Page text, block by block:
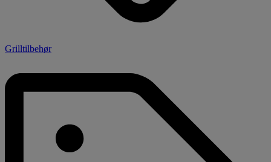
Grilltilbehør